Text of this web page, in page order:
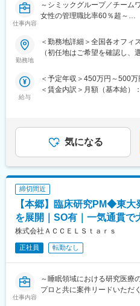
に働きやすい環境が整ってお
間で入社した新卒の離職率は
■研修制度：入社後1週間、
先においても、国家資格をも
社が費用負担します。3ヶ月
で本社研修を実施し、資格取
変更の範囲：会社の定める業務
仕事内容
～シミックグループ／チーム
女性の管理職比率60％超～
や私たちのQOLを向上させ
があります。今回はそのため
・治験被験者である患者さん
・治験担当医師の補助
■やりがい：CRCは疾病を抱
奮闘する医師やスタッフなど
がなく苦しんでいる患者さん
で治療にあたる医師やスタッ
終了すれば喜びはひとしおで
■同社の教育体制：同社は同
など未経験で転職してくる方
実しています。入社は原則偶
ともに2週間弱本社にて集合
遂行する上で必要な法令から
ながら学んでいきます。その
業務を引継ぎながらOJT担当
ートを用いながら習熟度を測
てるようになります。なお、
勤務地
＜勤務地詳細＞全国各オフィ
（初任地はご希望を確認し、
業所
給与
＜予定年収＞450万円～500
＜賃金内訳＞月額（基本給）
気になる
締切間近
【本郷】臨床研究PM◆東
を展開｜SO有｜一気通貫
株式会社ＡＣＣＥＬＳｔａｒｓ
正社員 転勤なし
仕事内容
～睡眠領域における研究医療
プロと共に案件リードいただ